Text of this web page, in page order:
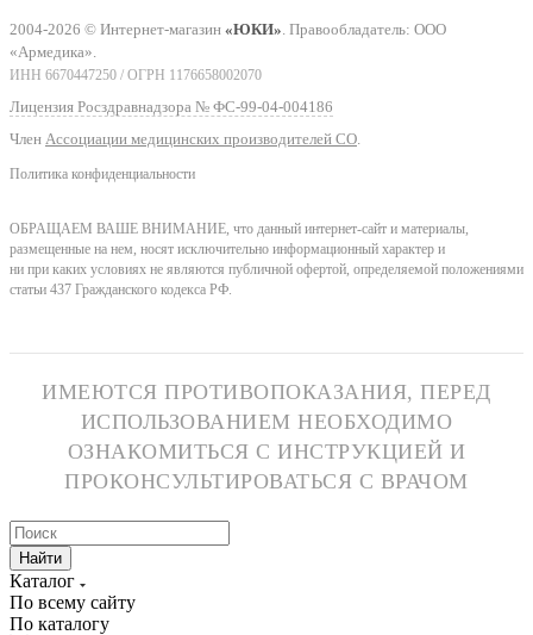
2004-2026 © Интернет-магазин «ЮКИ». Правообладатель: ООО
«Армедика».
ИНН 6670447250 / ОГРН 1176658002070
Лицензия Росздравнадзора № ФС-99-04-004186
Член Ассоциации медицинских производителей СО.
Политика конфиденциальности
ОБРАЩАЕМ ВАШЕ ВНИМАНИЕ, что данный интернет-сайт и материалы,
размещенные на нем, носят исключительно информационный характер и
ни при каких условиях не являются публичной офертой, определяемой положениями
статьи 437 Гражданского кодекса РФ.
ИМЕЮТСЯ ПРОТИВОПОКАЗАНИЯ, ПЕРЕД
ИСПОЛЬЗОВАНИЕМ НЕОБХОДИМО
ОЗНАКОМИТЬСЯ С ИНСТРУКЦИЕЙ И
ПРОКОНСУЛЬТИРОВАТЬСЯ С ВРАЧОМ
Найти
Каталог
По всему сайту
По каталогу